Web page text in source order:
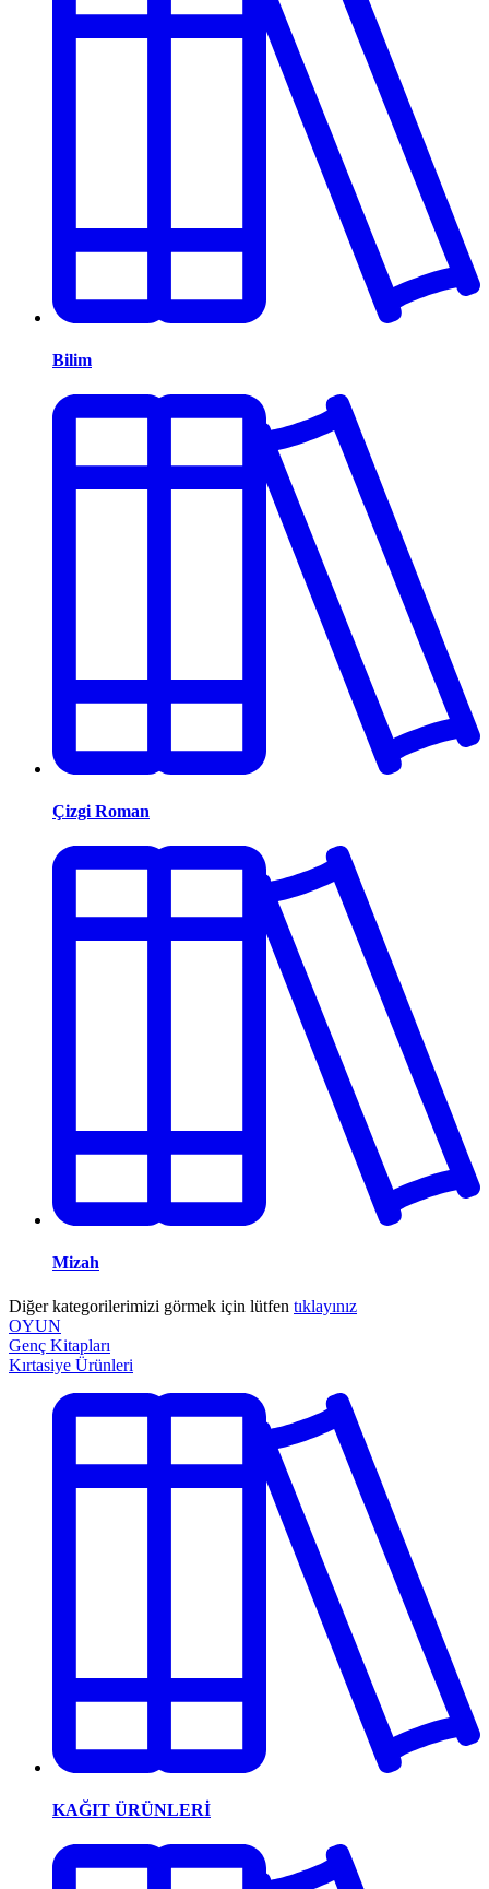
Bilim
Çizgi Roman
Mizah
Diğer kategorilerimizi görmek için lütfen tıklayınız
OYUN
Genç Kitapları
Kırtasiye Ürünleri
KAĞIT ÜRÜNLERİ